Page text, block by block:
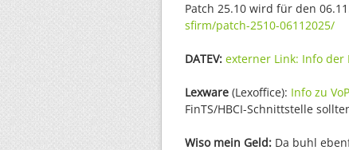
Patch 25.10 wird für den
sfirm/patch-2510-06112025/
DATEV: externer Link: Info der
Lexware (Lexoffice): Info zu VoP
FinTS/HBCI-Schnittstelle
Wiso mein Geld: Da buhl